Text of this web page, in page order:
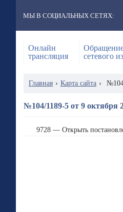
МЫ В СОЦИАЛЬНЫХ СЕТЯХ:
Онлайн
трансляция
сетевого
Главная › Карта сайта ›
№104/1189-5 от 9 октября
9728 — Открыть